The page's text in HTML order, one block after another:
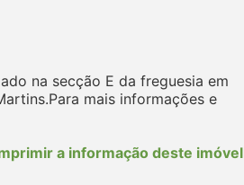
na secção E da freguesia em
mais informações e
a informação deste imóvel